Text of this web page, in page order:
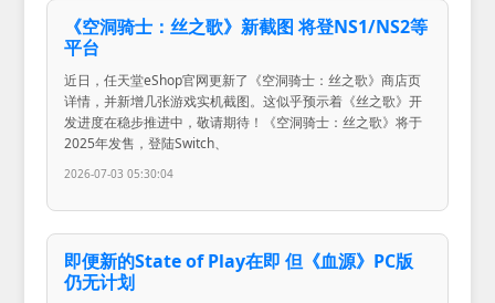
《空洞骑士：丝之歌》新截图 将登NS1/NS2等
平台
近日，任天堂eShop官网更新了《空洞骑士：丝之歌》商店页
详情，并新增几张游戏实机截图。这似乎预示着《丝之歌》开
发进度在稳步推进中，敬请期待！《空洞骑士：丝之歌》将于
2025年发售，登陆Switch、
2026-07-03 05:30:04
即便新的State of Play在即 但《血源》PC版
仍无计划